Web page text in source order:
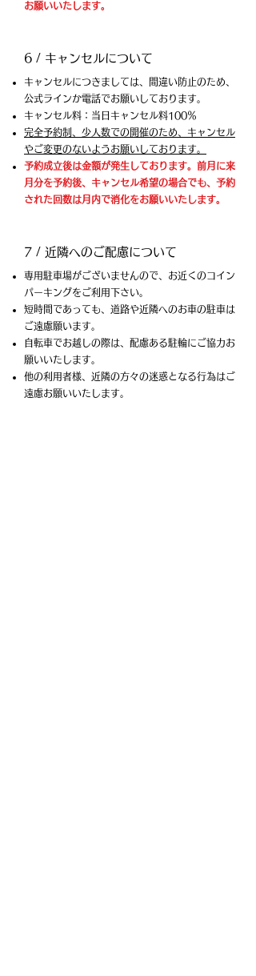
お願いいたします。
6 / キャンセルについて
キャンセルにつきましては、間違い防止のため、
公式ラインか電話でお願いしております。
キャンセル料：当日キャンセル料100％
完全予約制、少人数での開催のため、キャンセル
やご変更のないようお願いしております。
予約成立後は金額が発生しております。前月に来
月分を予約後、キャンセル希望の場合でも、予約
された回数は月内で消化をお願いいたします。
7 / 近隣へのご配慮について
専用駐車場がございませんので、お近くのコイン
パーキングをご利用下さい。
短時間であっても、道路や近隣へのお車の駐車は
ご遠慮願います。
自転車でお越しの際は、配慮ある駐輪にご協力お
願いいたします。
​他の利用者様、近隣の方々の迷惑となる行為はご
遠慮お願いいたします。